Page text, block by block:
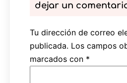
dejar un
Tu dirección de correo
publicada. Los campos
marcados con *